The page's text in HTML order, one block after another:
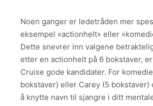
Noen ganger er ledetråden mer
eksempel «actionhelt» eller
Dette snevrer inn valgene
etter en actionhelt på 6 bokstaver,
Cruise gode kandidater. For
bokstaver) eller Carey (5 bokstaver)
å knytte navn til sjangre i ditt